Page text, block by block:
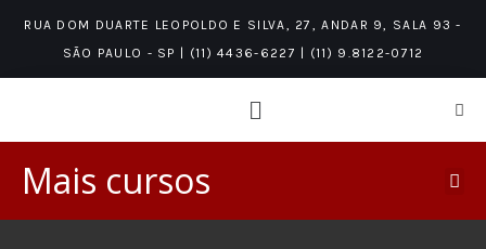
RUA DOM DUARTE LEOPOLDO E SILVA, 27, ANDAR 9, SALA 93 -
SÃO PAULO - SP | (11) 4436-6227 | (11) 9.8122-0712
Mais cursos